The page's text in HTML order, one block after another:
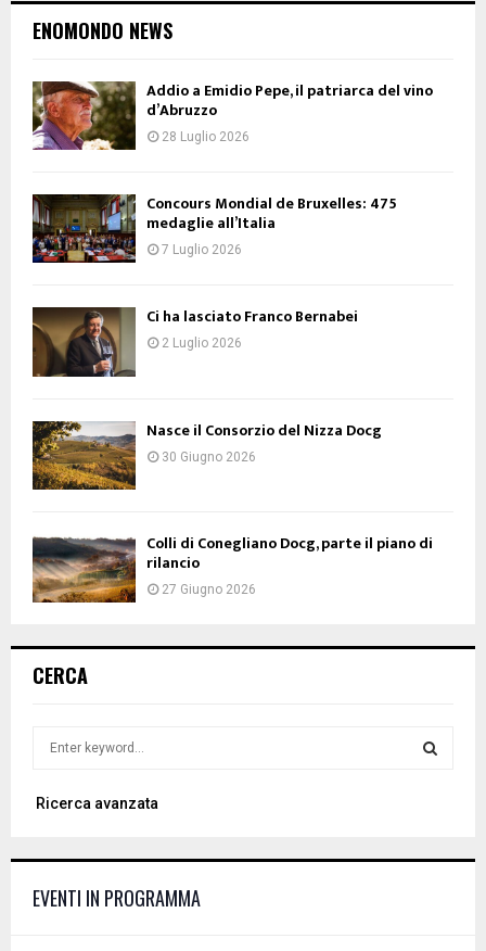
ENOMONDO NEWS
Addio a Emidio Pepe, il patriarca del vino
d’Abruzzo
28 Luglio 2026
Concours Mondial de Bruxelles: 475
medaglie all’Italia
7 Luglio 2026
Ci ha lasciato Franco Bernabei
2 Luglio 2026
Nasce il Consorzio del Nizza Docg
30 Giugno 2026
Colli di Conegliano Docg, parte il piano di
rilancio
27 Giugno 2026
CERCA
r
o
Ricerca avanzata
EVENTI IN PROGRAMMA